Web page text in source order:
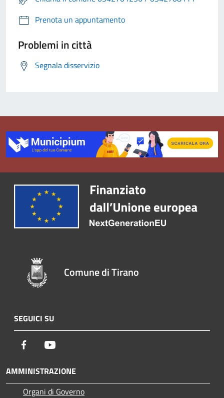
Prenota un appuntamento
Problemi in città
Segnala disservizio
Comune di Tirano
SEGUICI SU
Facebook
AMMINISTRAZIONE
Organi di Governo